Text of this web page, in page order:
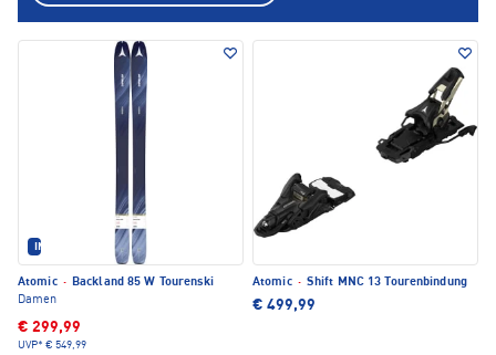
IM SET ERHÄLTLICH
Atomic · Backland 85 W Tourenski
Damen
€ 299,99
UVP* € 549,99
Atomic · Shift MNC 13 Tourenbindung
€ 499,99